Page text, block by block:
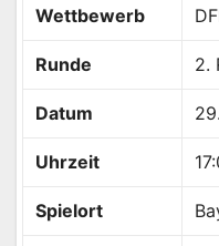
Wettbewerb
Runde 2.
Datum
Uhrzeit
Spielort